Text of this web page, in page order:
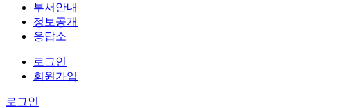
부서안내
정보공개
응답소
로그인
회원가입
로그인